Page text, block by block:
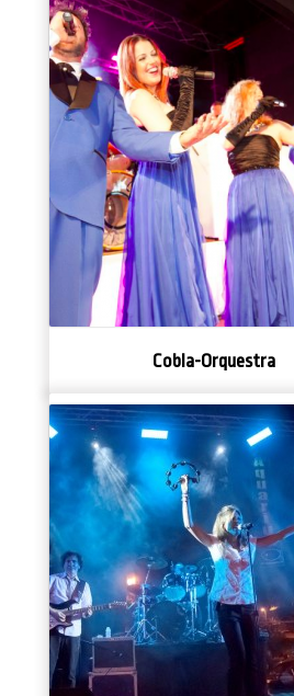
Cobla-Orquestra